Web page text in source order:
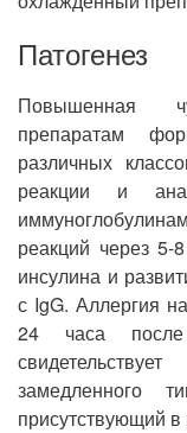
Патогенез
Повышенная
препаратам
различных
реакции и
реакций через 5-
инсулина и
с IgG. Аллергия
24 часа после
присутствующий в